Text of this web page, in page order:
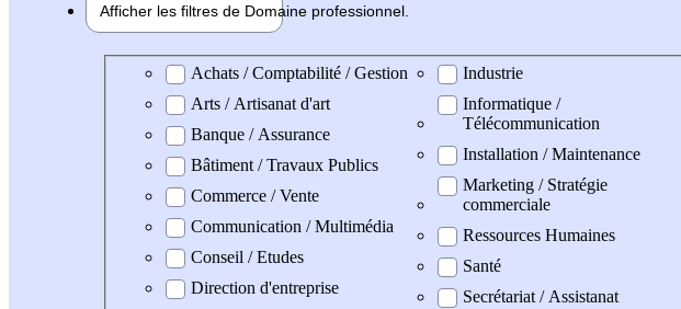
Afficher les filtres de Domaine professionnel
Domaine professionel
Achats / Comptabilité / Gestion
Arts / Artisanat d'art
Banque / Assurance
Bâtiment / Travaux Publics
Commerce / Vente
Communication / Multimédia
Conseil / Etudes
Direction d'entreprise
Industrie
Informatique /
Télécommunication
Installation / Maintenance
Marketing / Stratégie
commerciale
Ressources Humaines
Santé
Secrétariat / Assistanat